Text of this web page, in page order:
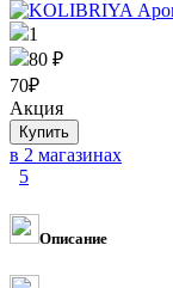
1
80 ₽
70₽
Акция
в 2 магазинах
5
Описание